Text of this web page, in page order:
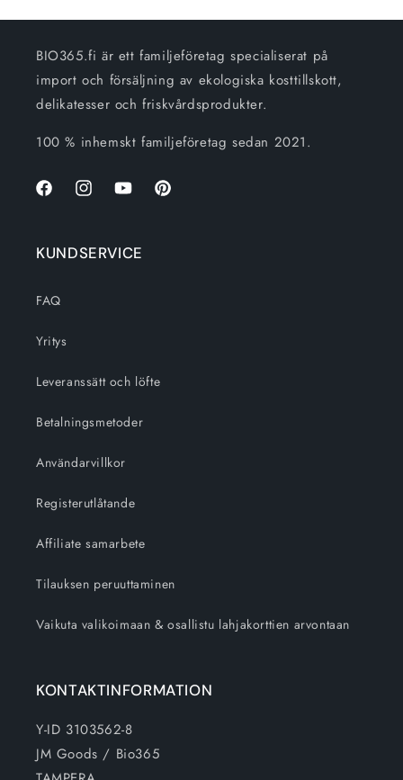
BIO365.fi är ett familjeföretag specialiserat på
import och försäljning av ekologiska kosttillskott,
delikatesser och friskvårdsprodukter.
100 % inhemskt familjeföretag sedan 2021.
FacebookInstagramYoutubePinterest
KUNDSERVICE
FAQ
Yritys
Leveranssätt och löfte
Betalningsmetoder
Användarvillkor
Registerutlåtande
Affiliate samarbete
Tilauksen peruuttaminen
Vaikuta valikoimaan & osallistu lahjakorttien arvontaan
KONTAKTINFORMATION
Y-ID 3103562-8
JM Goods / Bio365